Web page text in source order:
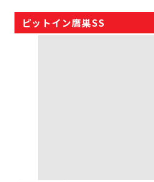
ピットイン鷹巣SS